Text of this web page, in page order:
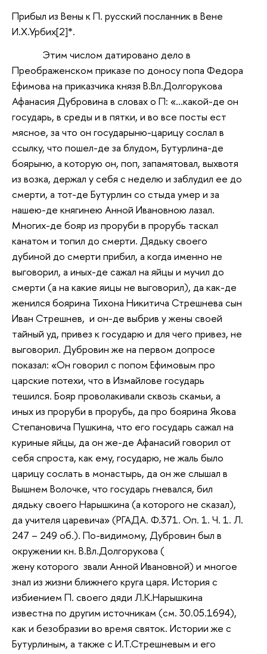
Прибыл из Вены к П. русский посланник в Вене
И.Х.Урбих[2]*.
Этим числомдатированодело в
Преображенском приказе по доносу попа Федора
Ефимова на приказчика князя В.Вл.Долгорукова
Афанасия Дубровина в словах о П: «…какой-де он
государь, в среды и в пятки, и во все посты ест
мясное, за что он государыню-царицу сослал в
ссылку, что пошел-де за блудом, Бутурлина-де
боярыню, а которую он, поп, запамятовал, выхвотя
из возка, держал у себя с неделю и заблудил ее до
смерти, а тот-де Бутурлин со стыда умер и за
нашею-де княгинею Анной Ивановною лазал.
Многих-де бояр из проруби в прорубь таскал
канатом и топил до смерти. Дядьку своего
дубиной до смерти прибил, а когда именно не
выговорил, а иных-де сажал на яйцы и мучил до
смерти (а на какие яицы не выговорил), да как-де
женился боярина Тихона Никитича Стрешнева сын
Иван Стрешнев, и он-де выбрив у жены своей
тайный уд, привез к государю и для чего привез, не
выговорил. Дубровин же на первом допросе
показал: «Он говорил с попом Ефимовым про
царские потехи, что в Измайлове государь
тешился. Бояр проволакивали сквозь скамьи, а
иных из проруби в прорубь, да про боярина Якова
Степановича Пушкина, что его государь сажал на
куриные яйцы, да он же-де Афанасий говорил от
себя спроста, как ему, государю, не жаль было
царицу сослать в монастырь, да он же слышал в
Вышнем Волочке, что государь гневался, бил
дядьку своего Нарышкина (а которого не сказал),
да учителя царевича» (РГАДА. Ф.371. Оп. 1. Ч. 1. Л.
247 – 249 об.). По-видимому, Дубровин был в
окружении кн. В.Вл.Долгорукова (
женукоторого звали Анной Ивановной) и многое
знал из жизни ближнего круга царя. История с
избиением П. своего дяди Л.К.Нарышкина
известна по другим источникам (см. 30.05.1694),
как и безобразии во время святок. Истории же с
Бутурлиным, а также с И.Т.Стрешневым и его